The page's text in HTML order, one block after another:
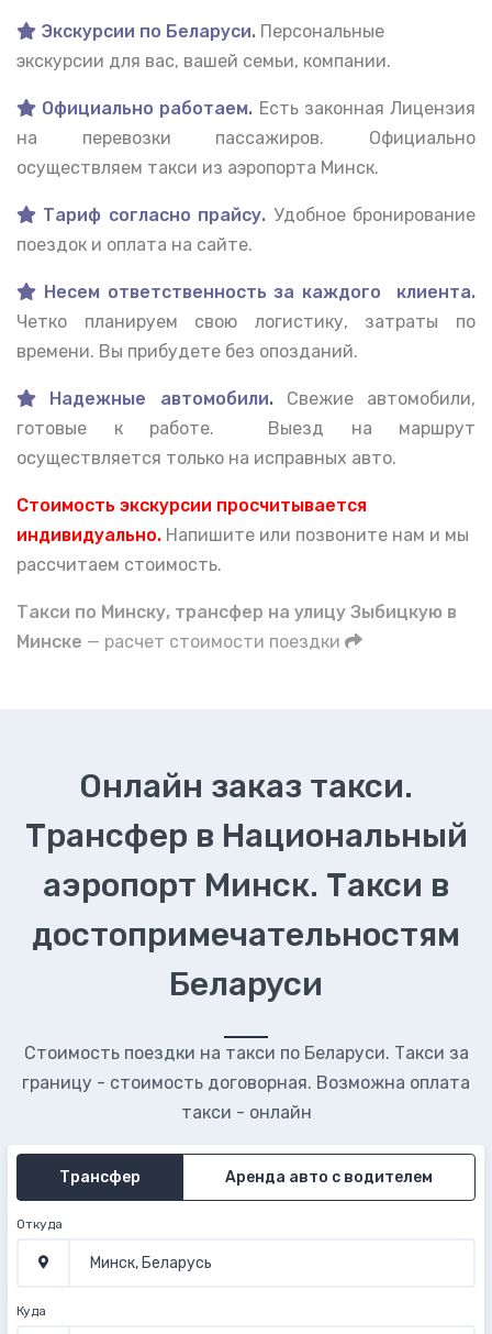
Экскурсии по Беларуси. Персональные
экскурсии для вас, вашей семьи, компании.
Официально работаем. Есть законная Лицензия
на перевозки пассажиров. Официально
осуществляем такси из аэропорта Минск.
Тариф согласно прайсу. Удобное бронирование
поездок и оплата на сайте.
Несем ответственность за каждого клиента.
Четко планируем свою логистику, затраты по
времени. Вы прибудете без опозданий.
Надежные автомобили. Свежие автомобили,
готовые к работе. Выезд на маршрут
осуществляется только на исправных авто.
Стоимость экскурсии просчитывается
индивидуально. Напишите или позвоните нам и мы
рассчитаем стоимость.
Такси по Минску, трансфер на улицу Зыбицкую в
Минске — расчет стоимости поездки
Онлайн заказ такси.
Трансфер в Национальный
аэропорт Минск. Такси в
достопримечательностям
Беларуси
Стоимость поездки на такси по Беларуси. Такси за
границу - стоимость договорная. Возможна оплата
такси - онлайн
Трансфер Аренда авто с водителем
Откуда
Куда